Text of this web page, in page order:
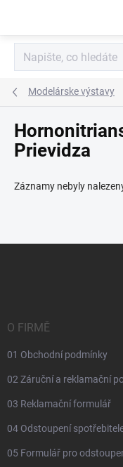
Modelárske výstavy
Prievidza
Záznamy nebyly
O FIRMĚ
01 Obchodní podmínky
02 Záruční a reklamační
03 Reklamační formulář
04 Odstoupení
05 Formulář pro